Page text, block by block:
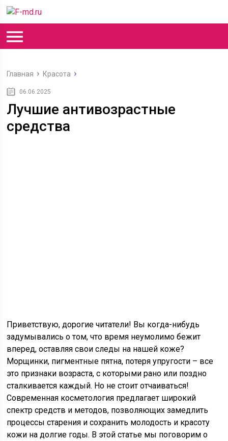
Главная Красота
06.06.2025
Лучшие антивозрастные
средства
Приветствую, дорогие читатели! Вы когда-нибудь
задумывались о том, что время неумолимо бежит
вперед, оставляя свои следы на нашей коже?
Морщинки, пигментные пятна, потеря упругости – все
это признаки возраста, с которыми рано или поздно
сталкивается каждый. Но не стоит отчаиваться!
Современная косметология предлагает широкий
спектр средств и методов, позволяющих замедлить
процессы старения и сохранить молодость и красоту
кожи на долгие годы. В этой статье мы поговорим о